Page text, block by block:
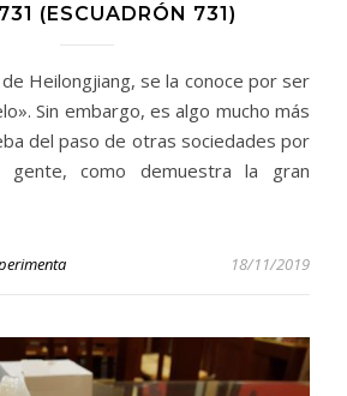
(ESCUADRÓN 731)
Heilongjiang, se la conoce por ser
Sin embargo, es algo mucho más
del paso de otras sociedades por
como demuestra la gran
18/11/2019